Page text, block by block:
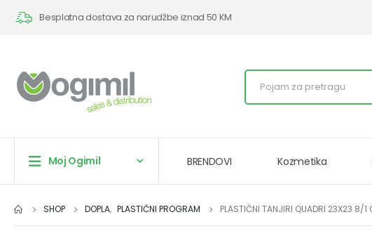
Besplatna dostava za narudžbe iznad 50 KM
Moj Ogimil BRENDOVI Kozmetika
SHOP DOPLA, PLASTIČNI PROGRAM PLASTIČNI TANJIRI QUADRI 23X23 8/1